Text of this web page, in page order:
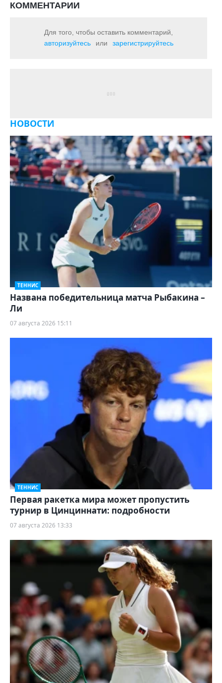
КОММЕНТАРИИ
Для того, чтобы оставить комментарий,
авторизуйтесь
или зарегистрируйтесь
НОВОСТИ
ТЕННИС
Названа победительница матча Рыбакина –
Ли
07 августа 2026 15:11
ТЕННИС
Первая ракетка мира может пропустить
турнир в Цинциннати: подробности
07 августа 2026 13:33